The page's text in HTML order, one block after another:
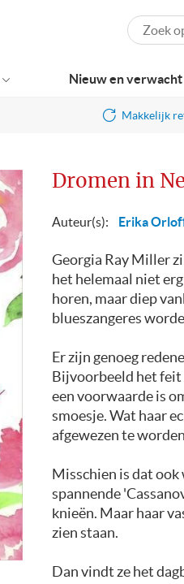
Makkelijk
Dromen in
Auteur(s): Erika
Georgia Ray Miller
het helemaal niet
horen, maar diep
blueszangeres
Er zijn genoeg
Bijvoorbeeld het feit
een voorwaarde is
smoesje. Wat haar
afgewezen te
Misschien is dat ook
spannende
knieën. Maar haar
zien staan.
Dan vindt ze het
Zoeken
Nieuw en verwacht